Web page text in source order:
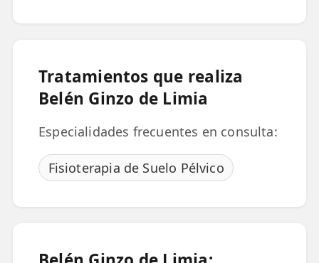
✨ Drenaje Linfático Manual
✨ Presoterapia
✨ Cicatrices y Estrías
Rotura Fibrilar
Tratamientos que realiza
Belén Ginzo de Limia
Especialidades frecuentes en consulta:
Fisioterapia de Suelo Pélvico